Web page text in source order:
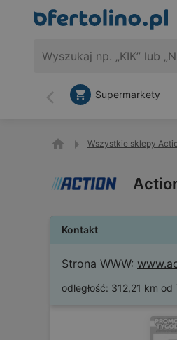
Wstecz
Supermarkety
Wszystkie sklepy
Kontakt
Strona WWW:
odległość: 312,21 km od